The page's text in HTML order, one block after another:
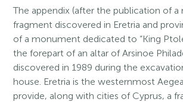
The appendix (after the publication of a
fragment discovered in Eretria and
of a monument dedicated to “King
the forepart of an altar of Arsinoe
discovered in 1989 during the
house. Eretria is the westernmost
provide, along with cities of Cyprus, a